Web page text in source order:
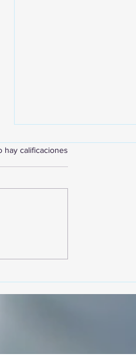
organizada por Nefertari
hay calificaciones